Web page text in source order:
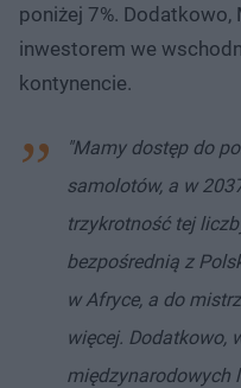
poniżej 7%.
inwestorem we
kontynencie.
"Mamy dostęp do
samolotów, a w
trzykrotność tej
bezpośrednią z
w Afryce, a do
więcej. Dodatkowo,
międzynarodowych